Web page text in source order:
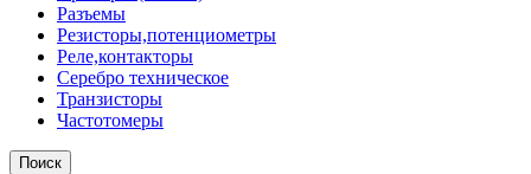
Разъемы
Резисторы,потенциометры
Реле,контакторы
Серебро техническое
Транзисторы
Частотомеры
Поиск